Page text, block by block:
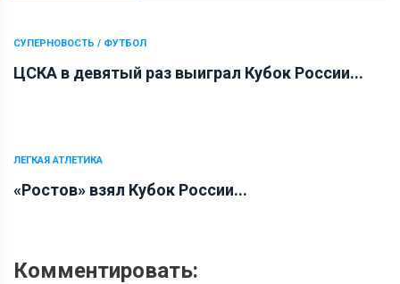
СУПЕРНОВОСТЬ / ФУТБОЛ
ЦСКА в девятый раз выиграл Кубок России...
ЛЕГКАЯ АТЛЕТИКА
«Ростов» взял Кубок России...
Комментировать: